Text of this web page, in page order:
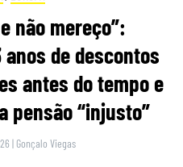
não mereço”:
de descontos
antes do tempo e
pensão “injusto”
| Gonçalo Viegas